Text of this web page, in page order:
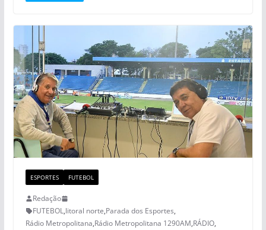
ESPORTES FUTEBOL
Redação
FUTEBOL,litoral norte,Parada dos Esportes,
Rádio Metropolitana,Rádio Metropolitana 1290AM,RÁDIO,